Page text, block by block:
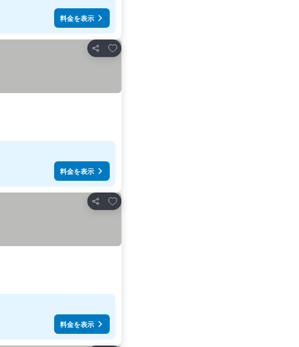
料金を表示
シェア
お気に入りに追加
料金を表示
シェア
お気に入りに追加
料金を表示